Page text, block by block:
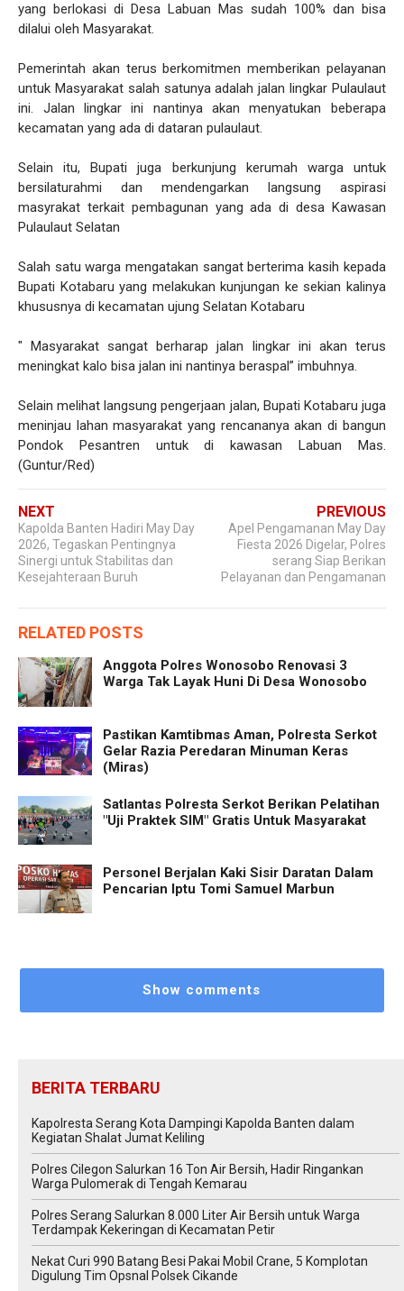
yang berlokasi di Desa Labuan Mas sudah 100% dan bisa
dilalui oleh Masyarakat.
Pemerintah akan terus berkomitmen memberikan pelayanan
untuk Masyarakat salah satunya adalah jalan lingkar Pulaulaut
ini. Jalan lingkar ini nantinya akan menyatukan beberapa
kecamatan yang ada di dataran pulaulaut.
Selain itu, Bupati juga berkunjung kerumah warga untuk
bersilaturahmi dan mendengarkan langsung aspirasi
masyrakat terkait pembagunan yang ada di desa Kawasan
Pulaulaut Selatan
Salah satu warga mengatakan sangat berterima kasih kepada
Bupati Kotabaru yang melakukan kunjungan ke sekian kalinya
khususnya di kecamatan ujung Selatan Kotabaru
" Masyarakat sangat berharap jalan lingkar ini akan terus
meningkat kalo bisa jalan ini nantinya beraspal” imbuhnya.
Selain melihat langsung pengerjaan jalan, Bupati Kotabaru juga
meninjau lahan masyarakat yang rencananya akan di bangun
Pondok Pesantren untuk di kawasan Labuan Mas.
(Guntur/Red)
NEXT
Kapolda Banten Hadiri May Day
2026, Tegaskan Pentingnya
Sinergi untuk Stabilitas dan
Kesejahteraan Buruh
PREVIOUS
Apel Pengamanan May Day
Fiesta 2026 Digelar, Polres
serang Siap Berikan
Pelayanan dan Pengamanan
RELATED POSTS
Anggota Polres Wonosobo Renovasi 3
Warga Tak Layak Huni Di Desa Wonosobo
Pastikan Kamtibmas Aman, Polresta Serkot
Gelar Razia Peredaran Minuman Keras
(Miras)
Satlantas Polresta Serkot Berikan Pelatihan
"Uji Praktek SIM" Gratis Untuk Masyarakat
Personel Berjalan Kaki Sisir Daratan Dalam
Pencarian Iptu Tomi Samuel Marbun
Show comments
BERITA TERBARU
Kapolresta Serang Kota Dampingi Kapolda Banten dalam
Kegiatan Shalat Jumat Keliling
Polres Cilegon Salurkan 16 Ton Air Bersih, Hadir Ringankan
Warga Pulomerak di Tengah Kemarau
Polres Serang Salurkan 8.000 Liter Air Bersih untuk Warga
Terdampak Kekeringan di Kecamatan Petir
Nekat Curi 990 Batang Besi Pakai Mobil Crane, 5 Komplotan
Digulung Tim Opsnal Polsek Cikande